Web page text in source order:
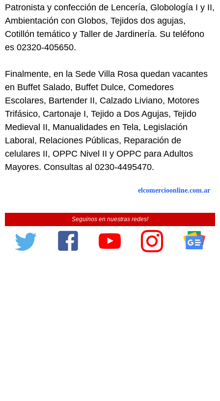
Patronista y confección de Lencería, Globología I y II,
Ambientación con Globos, Tejidos dos agujas,
Cotillón temático y Taller de Jardinería. Su teléfono
es 02320-405650.
Finalmente, en la Sede Villa Rosa quedan vacantes
en Buffet Salado, Buffet Dulce, Comedores
Escolares, Bartender II, Calzado Liviano, Motores
Trifásico, Cartonaje I, Tejido a Dos Agujas, Tejido
Medieval II, Manualidades en Tela, Legislación
Laboral, Relaciones Públicas, Reparación de
celulares II, OPPC Nivel II y OPPC para Adultos
Mayores. Consultas al 0230-4495470.
elcomercioonline.com.ar
Seguinos en nuestras redes!